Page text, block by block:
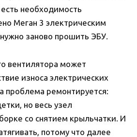
необходимость
Меган 3 электрическим
заново прошить ЭБУ.
вентилятора может
износа электрических
проблема ремонтируется:
но весь узел
со снятием крыльчатки. И
потому что далее